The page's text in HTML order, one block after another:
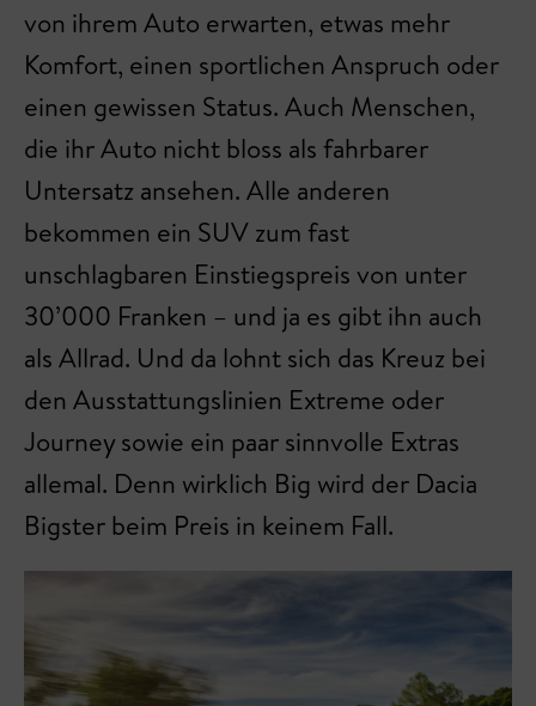
von ihrem Auto erwarten, etwas mehr
Komfort, einen sportlichen Anspruch oder
einen gewissen Status. Auch Menschen,
die ihr Auto nicht bloss als fahrbarer
Untersatz ansehen. Alle anderen
bekommen ein SUV zum fast
unschlagbaren Einstiegspreis von unter
30’000 Franken – und ja es gibt ihn auch
als Allrad. Und da lohnt sich das Kreuz bei
den Ausstattungslinien Extreme oder
Journey sowie ein paar sinnvolle Extras
allemal. Denn wirklich Big wird der Dacia
Bigster beim Preis in keinem Fall.